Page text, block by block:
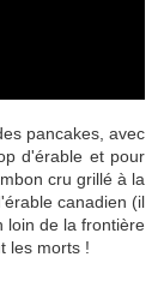
pancakes, avec
d'érable et pour
cru grillé à la
canadien (il
loin de la frontière
les morts !